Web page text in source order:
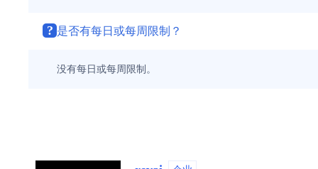
? 是否有每日或每周限制？
没有每日或每周限制。